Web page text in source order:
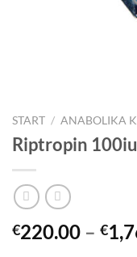
START / ANABOLIKA
Riptropin
€220.00 – €